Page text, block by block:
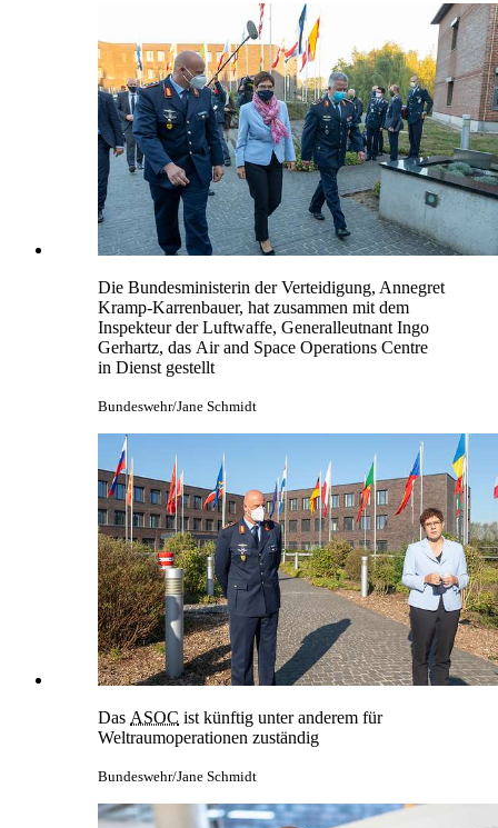
Die Bundesministerin der Verteidigung, Annegret
Kramp-Karrenbauer, hat zusammen mit dem
Inspekteur der Luftwaffe, Generalleutnant Ingo
Gerhartz, das Air and Space Operations Centre
in Dienst gestellt
Bundeswehr/Jane Schmidt
Das ASOC ist künftig unter anderem für
Weltraumoperationen zuständig
Bundeswehr/Jane Schmidt